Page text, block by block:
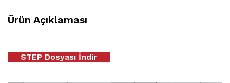
Ürün Açıklaması
STEP Dosyası İndir